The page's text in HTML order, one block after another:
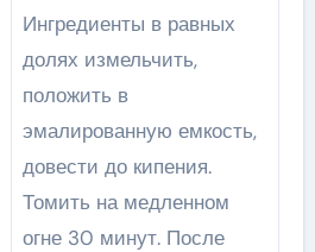
Ингредиенты в равных
долях измельчить,
положить в
эмалированную емкость,
довести до кипения.
Томить на медленном
огне 30 минут. После